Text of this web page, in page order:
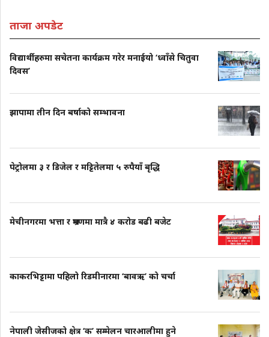
ताजा अपडेट
विद्यार्थीहरुमा सचेतना कार्यक्रम गरेर मनाईयो ‘ध्वाँसे चितुवा
दिवस’
झापामा तीन दिन बर्षाको सम्भावना
पेट्रोलमा ३ र डिजेल र मट्टितेलमा ५ रुपैयाँ बृद्धि
मेचीनगरमा भत्ता र भ्रमणमा मात्रै ४ करोड बढी बजेट
काकरभिट्टामा पहिलो रिडमीनारमा ‘बावऋ’ को चर्चा
नेपाली जेसीजको क्षेत्र ‘क’ सम्मेलन चारआलीमा हुने